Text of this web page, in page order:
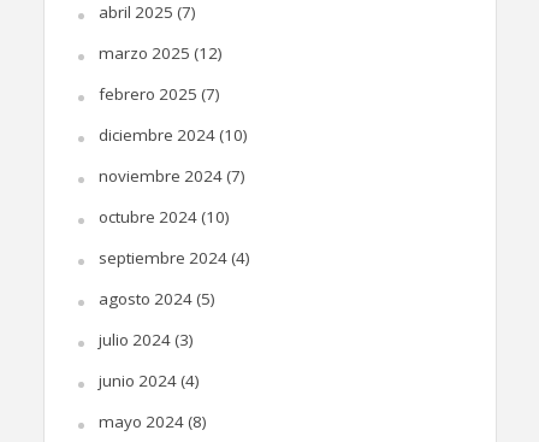
abril 2025 (7)
marzo 2025 (12)
febrero 2025 (7)
diciembre 2024(10)
noviembre 2024(7)
octubre 2024(10)
septiembre 2024(4)
agosto 2024(5)
julio 2024(3)
junio 2024(4)
mayo 2024(8)